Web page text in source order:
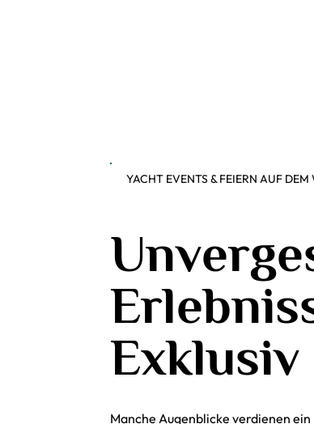
YACHT EVENTS& FEIERN AUF DEM
Manche Augenblicke verdienen